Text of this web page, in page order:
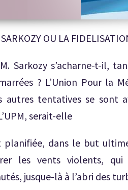
SARKOZY OU LA
Sarkozy s’acharne-t-il,
? L’Union Pour la
autres tentatives se sont
serait-elle
planifiée, dans le but
les vents violents,
jusque-là à l’abri des